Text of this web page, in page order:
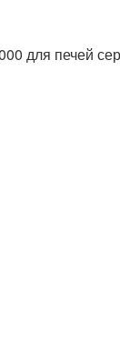
для печей